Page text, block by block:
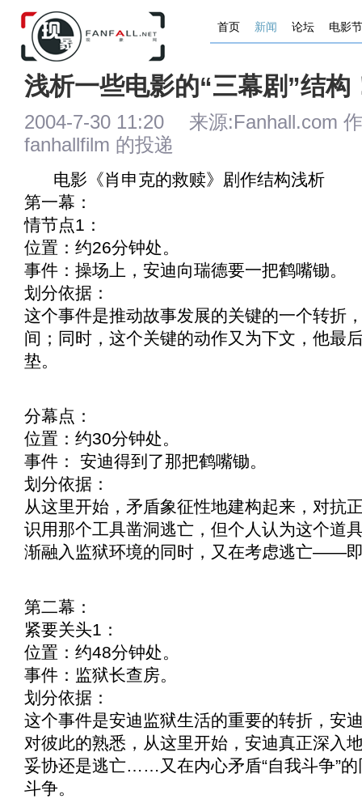
首页 新闻 论坛 电影节
浅析一些电影的“三幕剧”结构
2004-7-30 11:20 来源
fanhallfilm 的投递
电影《肖申克的救赎》剧作结构浅析
第一幕：
情节点1：
位置：约26分钟处。
事件：操场上，安迪向瑞德要一把鹤嘴锄。
划分依据：
这个事件是推动故事发展的关键的一个转折
间；同时，这个关键的动作又为下文，他最
垫。
分幕点：
位置：约30分钟处。
事件： 安迪得到了那把鹤嘴锄。
划分依据：
从这里开始，矛盾象征性地建构起来，对抗
识用那个工具凿洞逃亡，但个人认为这个道
渐融入监狱环境的同时，又在考虑逃亡——
第二幕：
紧要关头1：
位置：约48分钟处。
事件：监狱长查房。
划分依据：
这个事件是安迪监狱生活的重要的转折，安
对彼此的熟悉，从这里开始，安迪真正深
妥协还是逃亡……又在内心矛盾“自我斗争”
斗争。